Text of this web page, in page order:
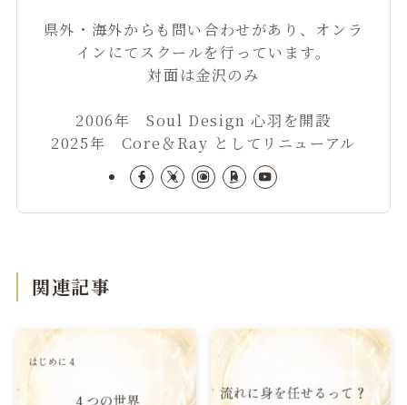
県外・海外からも問い合わせがあり、オンラ
インにてスクールを行っています。
対面は金沢のみ
2006年 Soul Design 心羽を開設
2025年 Core＆Ray としてリニューアル
関連記事